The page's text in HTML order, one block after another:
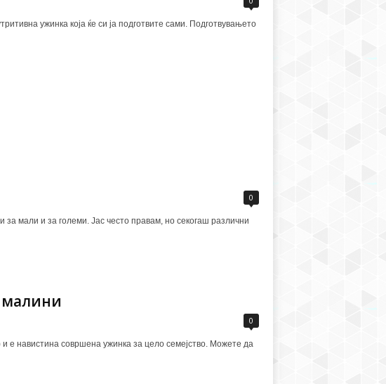
ужинка која ќе си ја подготвите сами. Подготвувањето
0
за мали и за големи. Јас често правам, но секогаш различни
малини
0
е навистина совршена ужинка за цело семејство. Можете да